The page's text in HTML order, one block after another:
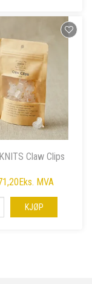
Claw Clips
Eks. MVA
KJØP